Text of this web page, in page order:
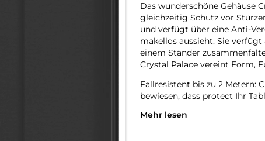
Das wunderschöne Gehäuse
gleichzeitig Schutz vor
und verfügt über eine Anti-
makellos aussieht. Sie
einem Ständer
Crystal Palace vereint Form,
Fallresistent bis zu 2 Metern:
bewiesen, dass protect Ihr
Gestärkt mit Graphene:
Mehr lesen